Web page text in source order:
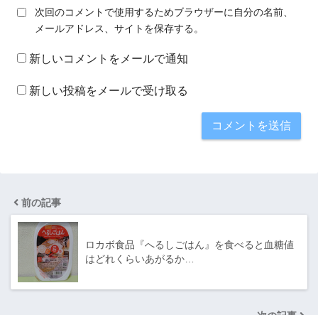
次回のコメントで使用するためブラウザーに自分の名前、
メールアドレス、サイトを保存する。
新しいコメントをメールで通知
新しい投稿をメールで受け取る
前の記事
ロカボ食品『へるしごはん』を食べると血糖値
はどれくらいあがるか…